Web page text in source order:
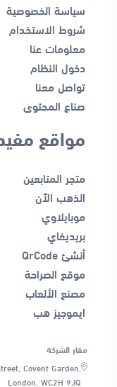
سياسة الخصوصية
شروط الاستخدام
معلومات عنا
دخول النظام
تواصل معنا
صناع المحتوى
مواقع
متجر المتابعين
الذهب الآن
موبايلاوي
بريديفاي
أنشئ QrCode
موقع الصراحة
مصنع الألعاب
ايموجيز هب
مقار الشركة
Covent Garden,
London, WC2H 9JQ